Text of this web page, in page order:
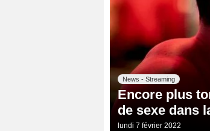
News - Streaming
Encore plus
de sexe dans
lundi 7 février 2022